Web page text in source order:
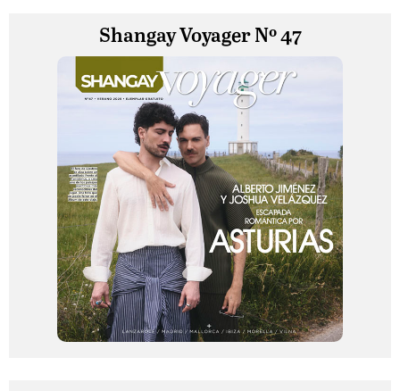
Shangay Voyager Nº 47